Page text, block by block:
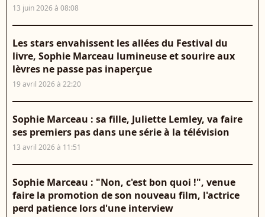
13 juin 2026 à 08:08
Les stars envahissent les allées du Festival du
livre, Sophie Marceau lumineuse et sourire aux
lèvres ne passe pas inaperçue
19 avril 2026 à 22:20
Sophie Marceau : sa fille, Juliette Lemley, va faire
ses premiers pas dans une série à la télévision
13 avril 2026 à 11:51
Sophie Marceau : "Non, c'est bon quoi !", venue
faire la promotion de son nouveau film, l'actrice
perd patience lors d'une interview